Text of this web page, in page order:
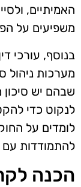
האמיתיים,
משפיעים על
בנוסף, עורכי
מערכות ניהול
שבהם יש
לנקוט כדי
לומדים על
להתמודדות עם
הכנה